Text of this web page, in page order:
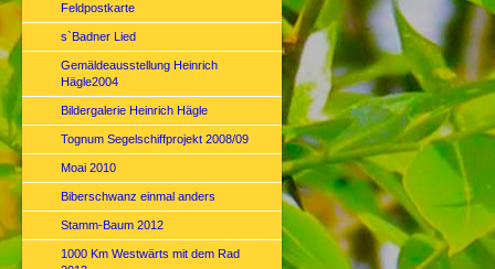
Feldpostkarte
s`Badner Lied
Gemäldeausstellung Heinrich
Hägle2004
Bildergalerie Heinrich Hägle
Tognum Segelschiffprojekt 2008/09
Moai 2010
Biberschwanz einmal anders
Stamm-Baum 2012
1000 Km Westwärts mit dem Rad